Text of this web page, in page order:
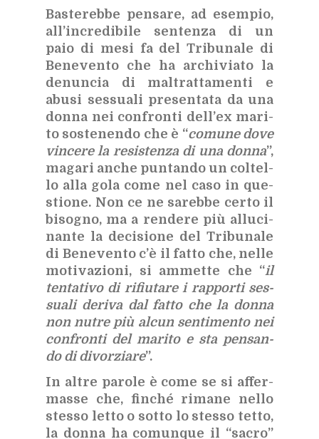
Ba­ste­reb­be pen­sa­re, ad esem­pio,
al­l’in­cre­di­bi­le sen­ten­za di un
paio di mesi fa del Tri­bu­na­le di
Be­ne­ven­to che ha ar­chi­via­to la
de­nun­cia di mal­trat­ta­men­ti e
abu­si ses­sua­li pre­sen­ta­ta da una
don­na nei con­fron­ti del­l’ex ma­ri­
to so­ste­nen­do che è “co­mu­ne dove
vin­ce­re la re­si­sten­za di una don­na”,
ma­ga­ri an­che pun­tan­do un col­tel­
lo alla gola come nel caso in que­
stio­ne. Non ce ne sa­reb­be cer­to il
bi­so­gno, ma a ren­de­re più al­lu­ci­
nan­te la de­ci­sio­ne del Tri­bu­na­le
di Be­ne­ven­to c’è il fat­to che, nel­le
mo­ti­va­zio­ni, si am­met­te che “il
ten­ta­ti­vo di ri­fiu­ta­re i rap­por­ti ses­
sua­li de­ri­va dal fat­to che la don­na
non nu­tre più al­cun sen­ti­men­to nei
con­fron­ti del ma­ri­to e sta pen­san­
do di di­vor­zia­re”.
In al­tre pa­ro­le è come se si af­fer­
mas­se che, fin­ché ri­ma­ne nel­lo
stes­so let­to o sot­to lo stes­so tet­to,
la don­na ha co­mun­que il “sa­cro”